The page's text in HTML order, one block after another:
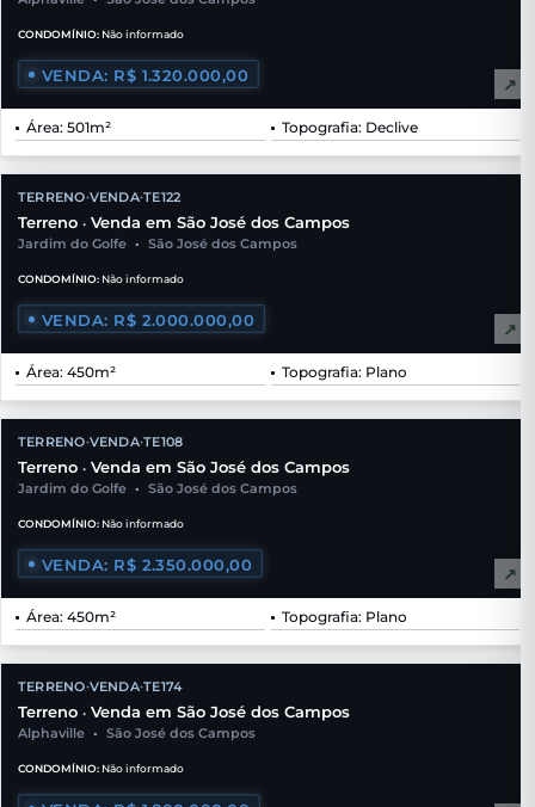
CONDOMÍNIO: Não informado
VENDA: R$ 1.320.000,00 ↗
Área: 501m² Topografia: Declive
TERRENO•VENDA•TE122
Terreno • Venda em São José dos Campos
Jardim do Golfe • São José dos Campos
CONDOMÍNIO: Não informado
VENDA: R$ 2.000.000,00 ↗
Área: 450m² Topografia: Plano
TERRENO•VENDA•TE108
Terreno • Venda em São José dos Campos
Jardim do Golfe • São José dos Campos
CONDOMÍNIO: Não informado
VENDA: R$ 2.350.000,00 ↗
Área: 450m² Topografia: Plano
TERRENO•VENDA•TE174
Terreno • Venda em São José dos Campos
Alphaville • São José dos Campos
CONDOMÍNIO: Não informado